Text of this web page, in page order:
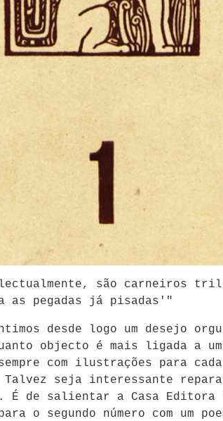
são carneiros
as pegadas já pisadas'"
desde logo um desejo
objecto é mais ligada a
com ilustrações para
seja interessante
É de salientar a Casa Editora
o segundo número com um